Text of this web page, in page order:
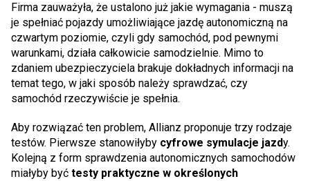
Firma zauważyła, że ustalono już jakie wymagania - muszą
je spełniać pojazdy umożliwiające jazdę autonomiczną na
czwartym poziomie, czyli gdy samochód, pod pewnymi
warunkami, działa całkowicie samodzielnie. Mimo to
zdaniem ubezpieczyciela brakuje dokładnych informacji na
temat tego, w jaki sposób należy sprawdzać, czy
samochód rzeczywiście je spełnia.
Aby rozwiązać ten problem, Allianz proponuje trzy rodzaje
testów. Pierwsze stanowiłyby cyfrowe symulacje jazdy.
Kolejną z form sprawdzenia autonomicznych samochodów
miałyby być testy praktyczne w określonych